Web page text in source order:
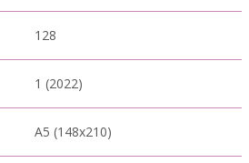
128
1 (2022)
A5 (148x210)